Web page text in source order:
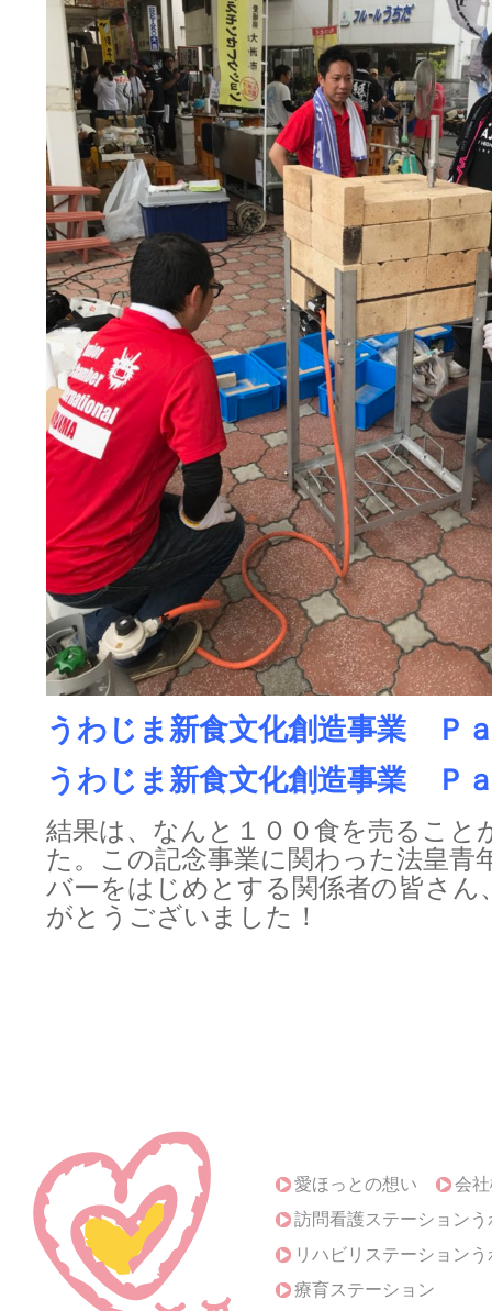
うわじま新食文化創造事業 Ｐ
うわじま新食文化創造事業 Ｐ
結果は、なんと１００食を売ること
た。この記念事業に関わった法皇青
バーをはじめとする関係者の皆さん
がとうございました！
愛ほっとの想い
会
訪問看護ステーションう
リハビリステーション
療育ステーション